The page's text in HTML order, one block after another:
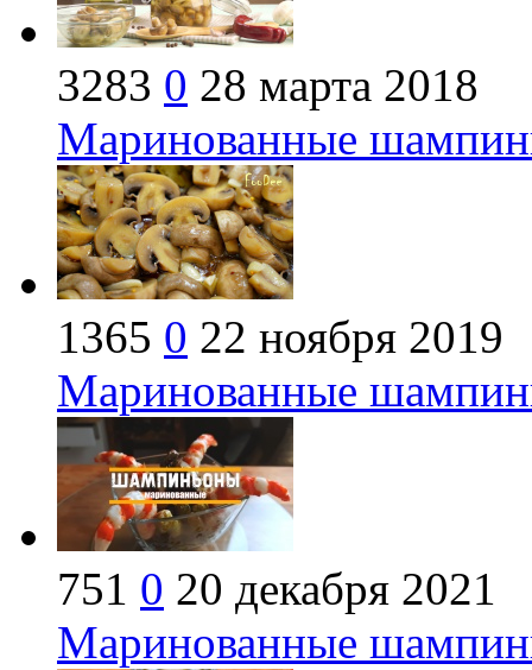
3283 0 28 марта 2018
Маринованные
1365 0 22 ноября 2019
Маринованные
751 0 20 декабря 2021
Маринованные